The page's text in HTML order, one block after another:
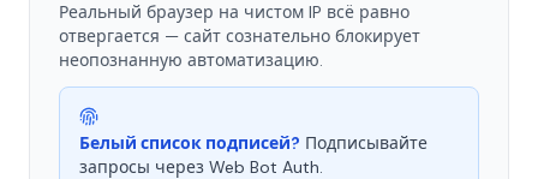
Реальный браузер на чистом IP всё равно
отвергается — сайт сознательно блокирует
неопознанную автоматизацию.
Белый список подписей? Подписывайте
запросы через Web Bot Auth.